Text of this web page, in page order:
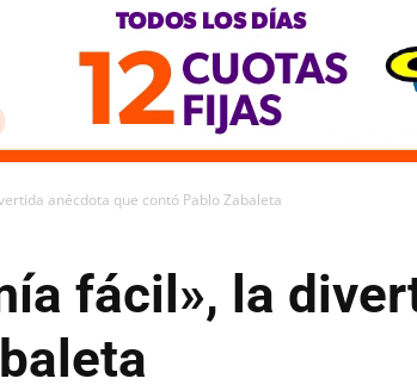
anécdota que contó Pablo Zabaleta
fácil», la